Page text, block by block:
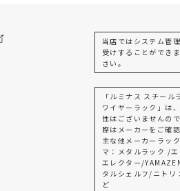
当店ではシステム管
受けすることができ
さい。
「ルミナス スチー
ワイヤーラック」は
性はございませんの
際はメーカーをご確認
主な他メーカーラッ
マ：メタルラック /
エレクター/
タルシェルフ/ニトリ
ど